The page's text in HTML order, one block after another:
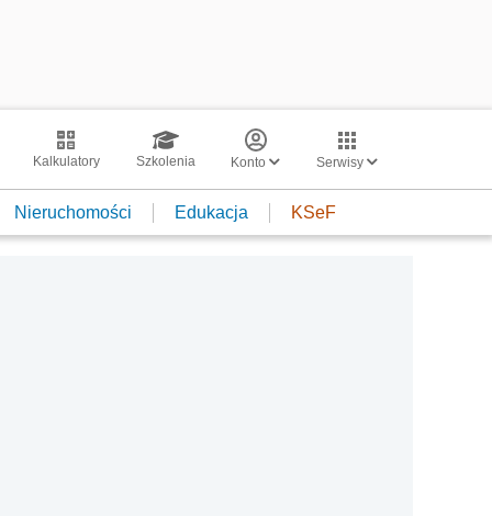
Kalkulatory Szkolenia Konto Serwisy
Nieruchomości Edukacja KSeF